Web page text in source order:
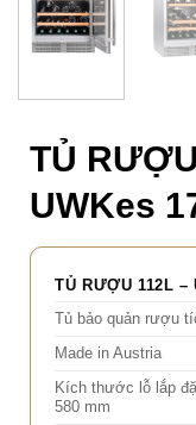
TỦ
UWKes
TỦ RƯỢU 112L –
Tủ bảo quản rượu
Made in Austria
Kích thước lỗ lắp
580 mm